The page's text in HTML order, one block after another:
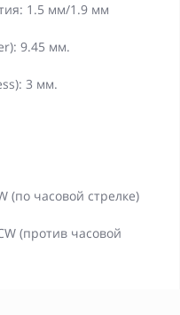
1.5 мм/1.9 мм
9.45 мм.
3 мм.
(по часовой стрелке)
(против часовой